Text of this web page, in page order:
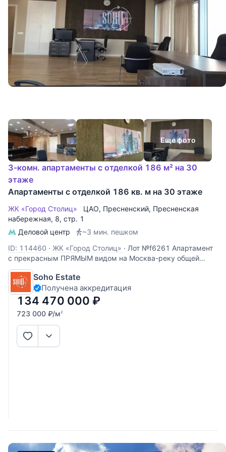
Еще фото
3-комн. апартаменты с отделкой 186 м² на 30
этаже
Апартаменты с отделкой 186 кв. м на 30 этаже
ЖК «Город Столиц» ЦАО, Пресненский, Пресненская
набережная, 8, стр. 1
Деловой центр
~3 мин. пешком
ID: 114460 · ЖК «Город Столиц» · Лот №f6261 Апартамент
с прекрасным ПРЯМЫМ видом на Москва-реку общей
площадью 186.6 кв. м. на 30 этаже башни Москва. Отделка
в современном стиле. Кухня-гостиная, 2 спальни, 2
санузла. 2 машино-места в подземной парковке (130 000
$ каждое)
Soho Estate
Получена аккредитация
134 470 000 ₽
723 000 ₽/м2